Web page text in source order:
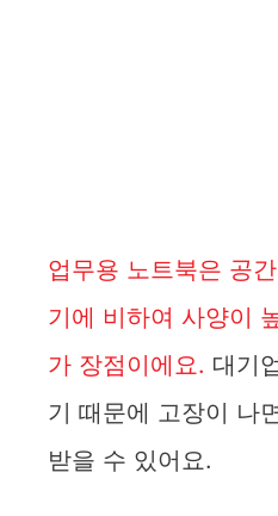
업무용 노트북은 공
기에 비하여 사양이
가 장점이에요. 대기
기 때문에 고장이 나
받을 수 있어요.